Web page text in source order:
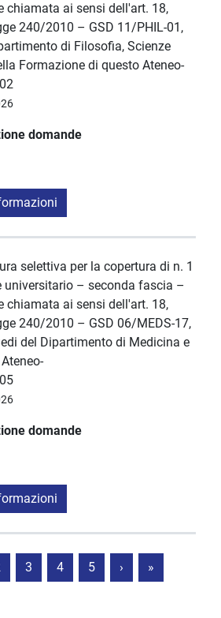
chiamata ai sensi dell'art. 18,
240/2010 – GSD 11/PHIL-01,
di Filosofia, Scienze
Formazione di questo Ateneo-
domande
selettiva per la copertura di n. 1
universitario – seconda fascia –
chiamata ai sensi dell'art. 18,
240/2010 – GSD 06/MEDS-17,
del Dipartimento di Medicina e
domande
3 4 5 › »